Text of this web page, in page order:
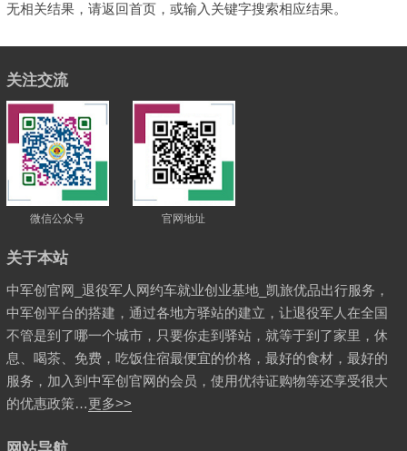
无相关结果，请返回首页，或输入关键字搜索相应结果。
关注交流
微信公众号 官网地址
关于本站
中军创官网_退役军人网约车就业创业基地_凯旅优品出行服务，
中军创平台的搭建，通过各地方驿站的建立，让退役军人在全国
不管是到了哪一个城市，只要你走到驿站，就等于到了家里，休
息、喝茶、免费，吃饭住宿最便宜的价格，最好的食材，最好的
服务，加入到中军创官网的会员，使用优待证购物等还享受很大
的优惠政策…更多>>